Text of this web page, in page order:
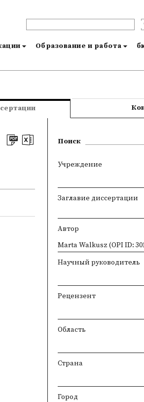
Образование и работа
Поиск
Учреждение
Заглавие диссертации
Автор
Marta Walkusz (OPI ID:
Научный руководитель
Рецензент
Область
Страна
Город